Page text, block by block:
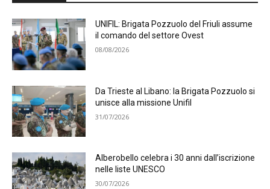
UNIFIL: Brigata Pozzuolo del Friuli assume
il comando del settore Ovest
08/08/2026
Da Trieste al Libano: la Brigata Pozzuolo si
unisce alla missione Unifil
31/07/2026
Alberobello celebra i 30 anni dall’iscrizione
nelle liste UNESCO
30/07/2026